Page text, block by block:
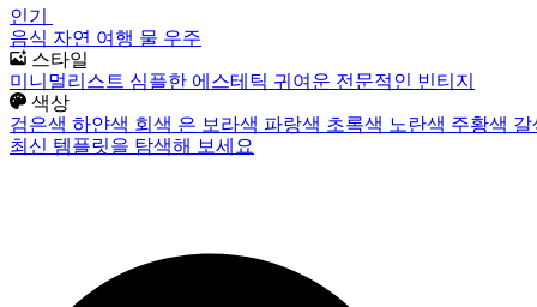
인기
음식 자연 여행 물 우주
스타일
미니멀리스트 심플한 에스테틱 귀여운 전문적인 빈티지
색상
검은색 하얀색 회색 은 보라색 파랑색 초록색 노란색 주황색
최신 템플릿을 탐색해 보세요